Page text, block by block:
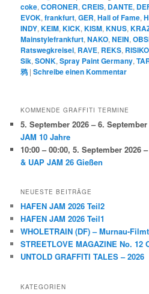
coke,CORONER,CREIS, DANTE,
EVOK,frankfurt,GER,Hall of Fame,
INDY,KEIM,KICK,KISM,KNUS,
Mainstylefrankfurt,NAKO,NEIN,
Ratswegkreisel, RAVE, REKS, RISIKO
Sik,SONK,Spray Paint Germany,
鸦 |Schreibe einen Kommentar
KOMMENDE GRAFFITI TERMINE
5. September 2026 – 6. September
JAM 10 Jahre
10:00 – 00:00,5. September 2026 –
& UAP JAM 26 Gießen
NEUESTE BEITRÄGE
HAFEN JAM 2026 Teil2
HAFEN JAM 2026 Teil1
WHOLETRAIN (DF) – Murnau-
STREETLOVE MAGAZINE No. 12
UNTOLD GRAFFITI TALES – 2026
KATEGORIEN